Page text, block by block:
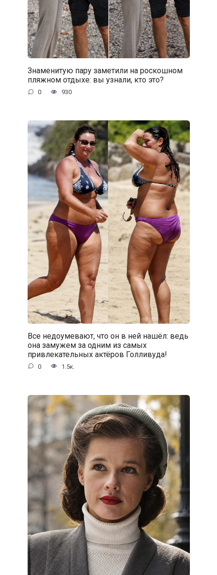
Знаменитую пару заметили на роскошном
пляжном отдыхе: вы узнали, кто это?
0 930
Все недоумевают, что он в ней нашёл: ведь
она замужем за одним из самых
привлекательных актёров Голливуда!
0 1.5к.